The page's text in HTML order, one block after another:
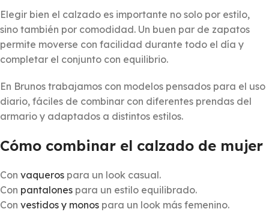
Elegir bien el calzado es importante no solo por estilo,
sino también por comodidad. Un buen par de zapatos
permite moverse con facilidad durante todo el día y
completar el conjunto con equilibrio.
En Brunos trabajamos con modelos pensados para el uso
diario, fáciles de combinar con diferentes prendas del
armario y adaptados a distintos estilos.
Cómo combinar el calzado de mujer
Con vaqueros para un look casual.
Con pantalones para un estilo equilibrado.
Con vestidos y monos para un look más femenino.